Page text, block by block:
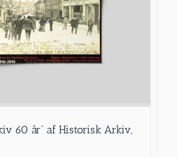
60 år” af Historisk Arkiv,